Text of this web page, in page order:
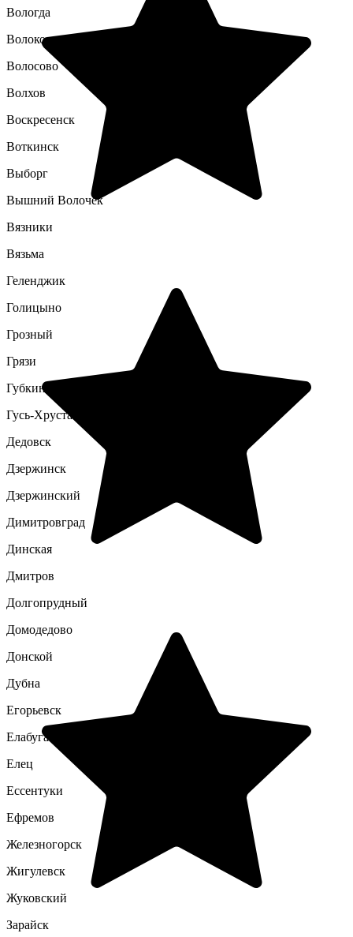
Вологда
Волоколамск
Волосово
Волхов
Воскресенск
Воткинск
Выборг
Вышний Волочек
Вязники
Вязьма
Геленджик
Голицыно
Грозный
Грязи
Губкин
Гусь-Хрустальный
Дедовск
Дзержинск
Дзержинский
Димитровград
Динская
Дмитров
Долгопрудный
Домодедово
Донской
Дубна
Егорьевск
Елабуга
Елец
Ессентуки
Ефремов
Железногорск
Жигулевск
Жуковский
Зарайск